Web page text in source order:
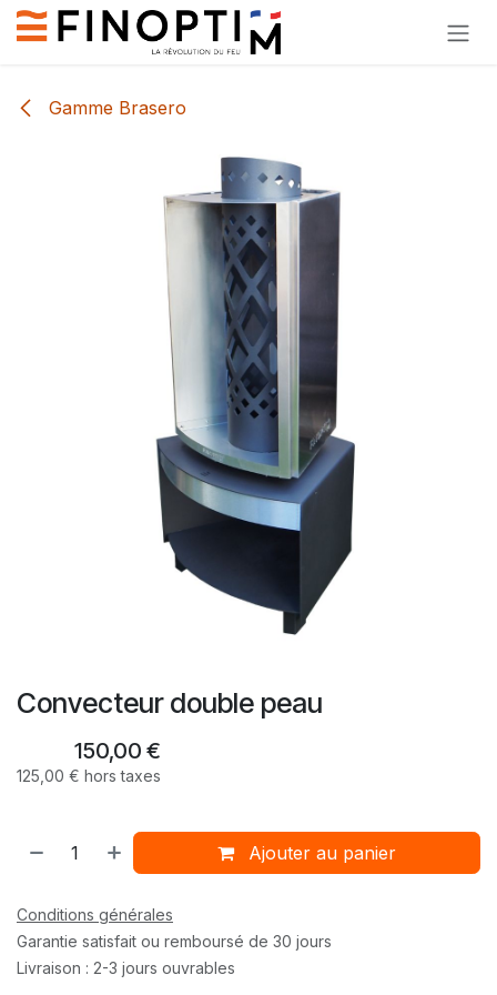
Se rendre au contenu
Gamme Brasero
Convecteur double peau
150,00 €
125,00 € hors taxes
Ajouter au panier
Conditions générales
Garantie satisfait ou remboursé de 30 jours
Livraison : 2-3 jours ouvrables